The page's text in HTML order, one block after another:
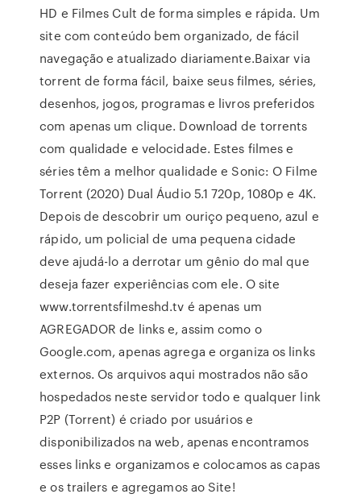
HD e Filmes Cult de forma simples e rápida. Um
site com conteúdo bem organizado, de fácil
navegação e atualizado diariamente.Baixar via
torrent de forma fácil, baixe seus filmes, séries,
desenhos, jogos, programas e livros preferidos
com apenas um clique. Download de torrents
com qualidade e velocidade. Estes filmes e
séries têm a melhor qualidade e Sonic: O Filme
Torrent (2020) Dual Áudio 5.1 720p, 1080p e 4K.
Depois de descobrir um ouriço pequeno, azul e
rápido, um policial de uma pequena cidade
deve ajudá-lo a derrotar um gênio do mal que
deseja fazer experiências com ele. O site
www.torrentsfilmeshd.tv é apenas um
AGREGADOR de links e, assim como o
Google.com, apenas agrega e organiza os links
externos. Os arquivos aqui mostrados não são
hospedados neste servidor todo e qualquer link
P2P (Torrent) é criado por usuários e
disponibilizados na web, apenas encontramos
esses links e organizamos e colocamos as capas
e os trailers e agregamos ao Site!